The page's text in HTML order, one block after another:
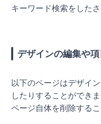
キーワード検索をした
デザインの編集や
以下のページはデザイ
したりすることができま
ページ自体を削除するこ